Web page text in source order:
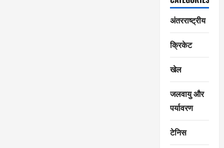
अंतरराष्ट्रीय
क्रिकेट
खेल
जलवायु और
पर्यावरण
टेनिस